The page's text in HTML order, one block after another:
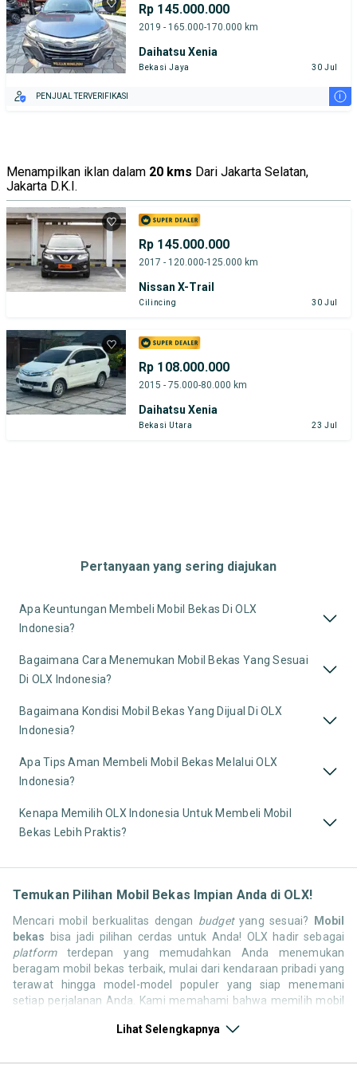
Rp 145.000.000
2019 - 165.000-170.000 km
Daihatsu Xenia
Bekasi Jaya 30 Jul
PENJUAL TERVERIFIKASI i
Menampilkan iklan dalam 20 kms Dari Jakarta Selatan,
Jakarta D.K.I.
Rp 145.000.000
2017 - 120.000-125.000 km
Nissan X-Trail
Cilincing 30 Jul
Rp 108.000.000
2015 - 75.000-80.000 km
Daihatsu Xenia
Bekasi Utara 23 Jul
Pertanyaan yang sering diajukan
Apa Keuntungan Membeli Mobil Bekas Di OLX
Indonesia?
Bagaimana Cara Menemukan Mobil Bekas Yang Sesuai
Di OLX Indonesia?
Bagaimana Kondisi Mobil Bekas Yang Dijual Di OLX
Indonesia?
Apa Tips Aman Membeli Mobil Bekas Melalui OLX
Indonesia?
Kenapa Memilih OLX Indonesia Untuk Membeli Mobil
Bekas Lebih Praktis?
Temukan Pilihan Mobil Bekas Impian Anda di OLX!
Mencari mobil berkualitas dengan budgetyang sesuai? Mobil
bekas bisa jadi pilihan cerdas untuk Anda! OLX hadir sebagai
platformterdepan yang memudahkan Anda menemukan
beragam mobil bekas terbaik, mulai dari kendaraan pribadi yang
terawat hingga model-model populer yang siap menemani
setiap perjalanan Anda. Kami memahami bahwa memilih mobil
ribuan daftar dari penjual terpercaya di seluruh Indonesia.
dengan gaya hidup, kebutuhan, danbudgetAnda!
Lihat Selengkapnya